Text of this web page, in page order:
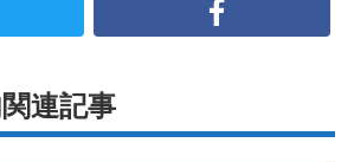
連記事